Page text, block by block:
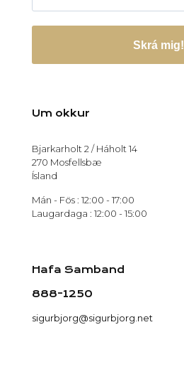
Skrá mig!
Um okkur
Bjarkarholt 2 / Háholt 14
270 Mosfellsbæ
Ísland
Mán - Fös : 12:00 - 17:00
Laugardaga : 12:00 - 15:00
Hafa Samband
888-1250
sigurbjorg@sigurbjorg.net